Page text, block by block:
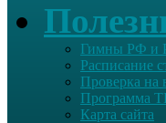
Гимны РФ и
Расписание
Проверка на
Программа
Карта сайта